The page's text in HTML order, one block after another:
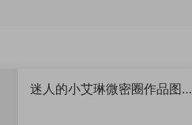
迷人的小艾琳微密圈作品图